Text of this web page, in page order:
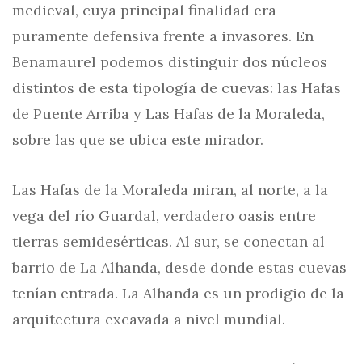
medieval, cuya principal finalidad era
puramente defensiva frente a invasores. En
Benamaurel podemos distinguir dos núcleos
distintos de esta tipología de cuevas: las Hafas
de Puente Arriba y Las Hafas de la Moraleda,
sobre las que se ubica este mirador.
Las Hafas de la Moraleda miran, al norte, a la
vega del río Guardal, verdadero oasis entre
tierras semidesérticas. Al sur, se conectan al
barrio de La Alhanda, desde donde estas cuevas
tenían entrada. La Alhanda es un prodigio de la
arquitectura excavada a nivel mundial.